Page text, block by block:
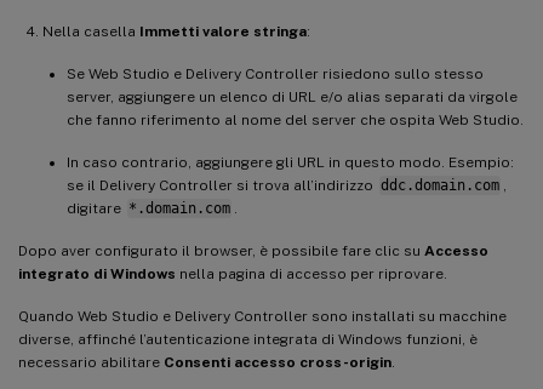
Nella casella Immetti valore stringa:
Se Web Studio e Delivery Controller risiedono sullo stesso
server, aggiungere un elenco di URL e/o alias separati da virgole
che fanno riferimento al nome del server che ospita Web Studio.
In caso contrario, aggiungere gli URL in questo modo. Esempio:
se il Delivery Controller si trova all’indirizzo ddc.domain.com
digitare *.domain.com
Dopo aver configurato il browser, è possibile fare clic su Accesso
integrato di Windows nella pagina di accesso per riprovare.
Quando Web Studio e Delivery Controller sono installati su macchine
diverse, affinché l’autenticazione integrata di Windows funzioni, è
necessario abilitare Consenti accesso cross-origin